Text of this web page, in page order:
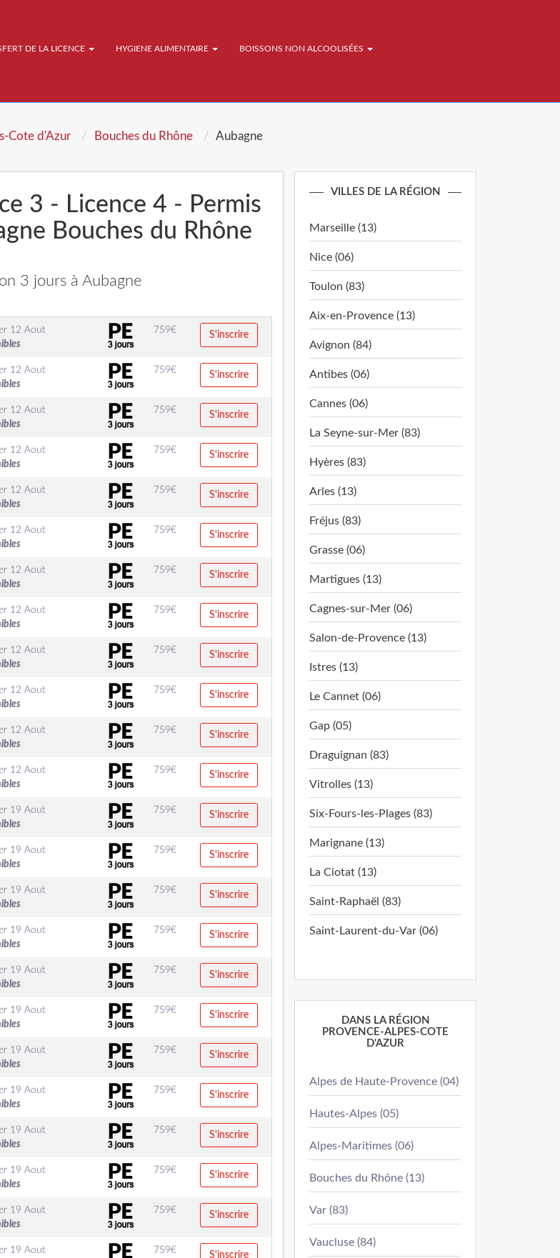
DE LA LICENCE HYGIENE ALIMENTAIRE BOISSONS NON ALCOOLISÉES
Cote d'Azur Bouches du Rhône Aubagne
3 - Licence 4 - Permis
Bouches du Rhône
3 jours à Aubagne
12 Aout
759€ S'inscrire
12 Aout
759€ S'inscrire
12 Aout
759€ S'inscrire
12 Aout
759€ S'inscrire
12 Aout
759€ S'inscrire
12 Aout
759€ S'inscrire
12 Aout
759€ S'inscrire
12 Aout
759€ S'inscrire
12 Aout
759€ S'inscrire
12 Aout
759€ S'inscrire
12 Aout
759€ S'inscrire
12 Aout
759€ S'inscrire
19 Aout
759€ S'inscrire
19 Aout
759€ S'inscrire
19 Aout
759€ S'inscrire
19 Aout
759€ S'inscrire
19 Aout
759€ S'inscrire
19 Aout
759€ S'inscrire
19 Aout
759€ S'inscrire
19 Aout
759€ S'inscrire
19 Aout
759€ S'inscrire
19 Aout
759€ S'inscrire
19 Aout
759€ S'inscrire
19 Aout
759€ S'inscrire
VILLES DE LA RÉGION
Marseille (13)
Nice (06)
Toulon (83)
Aix-en-Provence (13)
Avignon (84)
Antibes (06)
Cannes (06)
La Seyne-sur-Mer (83)
Hyères (83)
Arles (13)
Fréjus (83)
Grasse (06)
Martigues (13)
Cagnes-sur-Mer (06)
Salon-de-Provence (13)
Istres (13)
Le Cannet (06)
Gap (05)
Draguignan (83)
Vitrolles (13)
Six-Fours-les-Plages (83)
Marignane (13)
La Ciotat (13)
Saint-Raphaël (83)
Saint-Laurent-du-Var (06)
DANS LA RÉGION
PROVENCE-ALPES-COTE
D'AZUR
Alpes de Haute-Provence (04)
Hautes-Alpes (05)
Alpes-Maritimes (06)
Bouches du Rhône (13)
Var (83)
Vaucluse (84)